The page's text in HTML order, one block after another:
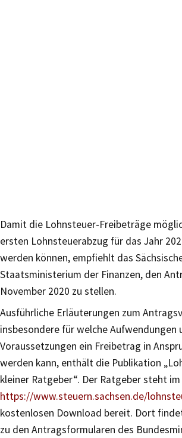
Damit die Lohnsteuer-Freibeträge
ersten Lohnsteuerabzug für das Jahr
werden können, empfiehlt das
Staatsministerium der Finanzen, den
November 2020 zu stellen.
Ausführliche Erläuterungen zum
insbesondere für welche Aufwendungen
Voraussetzungen ein Freibetrag in
werden kann, enthält die Publikation
kleiner Ratgeber“. Der Ratgeber steht
https://www.steuern.sachsen.de/
kostenlosen Download bereit. Dort
zu den Antragsformularen des